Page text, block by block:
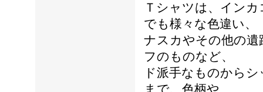
Ｔシャツは、イン
でも様々な色違い、
ナスカやその他の遺
フのものなど、
ド派手なものから
まで、色柄や